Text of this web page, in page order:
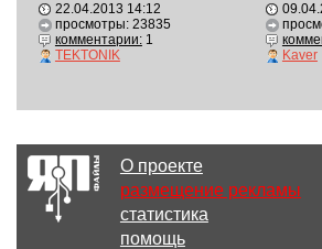
22.04.2013 14:12
просмотры: 23835
комментарии:1
TEKTONIK
Kaver
О проекте
размещение рекламы
статистика
помощь